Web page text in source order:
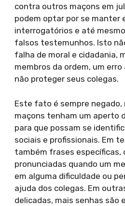
contra outros maçons em
podem optar por se manter
interrogatórios e até
falsos testemunhos. Isto
falha de moral e cidadania,
membros da ordem, um
não proteger seus colegas.
Este fato é sempre negado,
maçons tenham um aperto
para que possam se
sociais e profissionais. Em
também frases específicas,
pronunciadas quando um
em alguma dificuldade ou
ajuda dos colegas. Em
delicadas, mais senhas são